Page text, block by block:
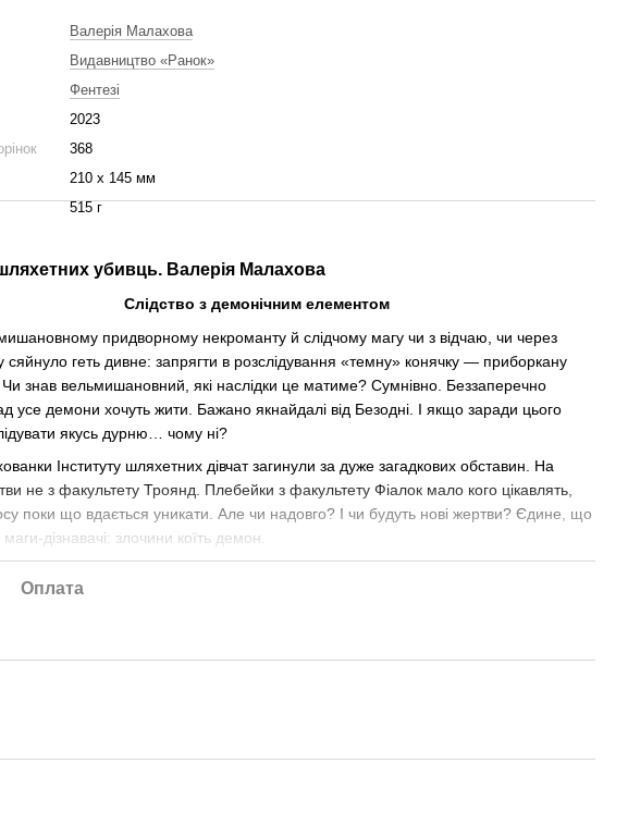
Валерія Малахова
Видавництво «Ранок»
Фентезі
2023
368
210 x 145 мм
515 г
шляхетних убивць. Валерія Малахова
Слідство з демонічним елементом
придворному некроманту й слідчому магу чи з відчаю, чи через
сяйнуло геть дивне: запрягти в розслідування «темну» конячку — приборкану
знав вельмишановний, які наслідки це матиме? Сумнівно. Беззаперечно
усе демони хочуть жити. Бажано якнайдалі від Безодні. І якщо заради цього
якусь дурню… чому ні?
Інституту шляхетних дівчат загинули за дуже загадкових обставин. На
не з факультету Троянд. Плебейки з факультету Фіалок мало кого цікавлять,
поки що вдається уникати. Але чи надовго? І чи будуть нові жертви? Єдине, що
дізнавачі: злочини коїть демон.
Оплата